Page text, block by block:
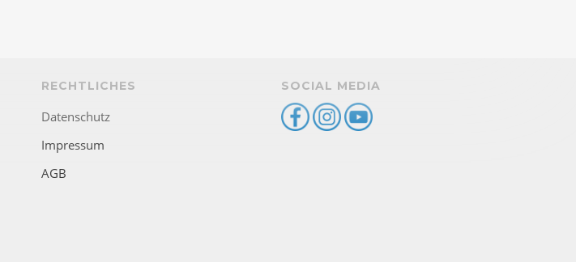
RECHTLICHES
Datenschutz
Impressum
AGB
SOCIAL MEDIA